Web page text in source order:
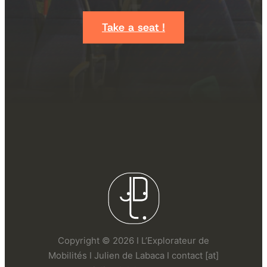
Take a seat !
Copyright © 2026 I L’Explorateur de
Mobilités I Julien de Labaca I contact [at]